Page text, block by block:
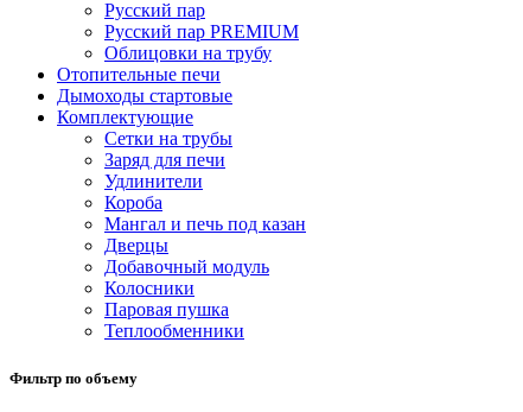
Русский пар
Русский пар PREMIUM
Облицовки на трубу
Отопительные печи
Дымоходы стартовые
Комплектующие
Сетки на трубы
Заряд для печи
Удлинители
Короба
Мангал и печь под казан
Дверцы
Добавочный модуль
Колосники
Паровая пушка
Теплообменники
Фильтр по объему